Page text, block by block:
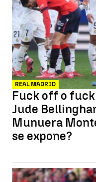
REAL MADRID
Fuck off o
Jude
Munuera
se expone?